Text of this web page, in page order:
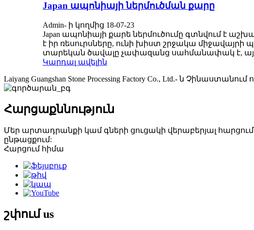
Japan ապոնիայի ներմուծման քարը
Admin- ի կողմից 18-07-23
Japan ապոնիայի քարե ներմուծումը գտնվում է
է իր ռեսուրսները, ունի խիստ շրջակա
տարեկան ծավալը չափազանց սահմանափակ է,
Կարդալ ավելին
Laiyang Guangshan Stone Processing Factory Co., Ltd.- ն
Հարցաքննություն
Մեր արտադրանքի կամ գների ցուցակի վերաբերյալ
ընթացքում:
Հարցում հիմա
շփումus